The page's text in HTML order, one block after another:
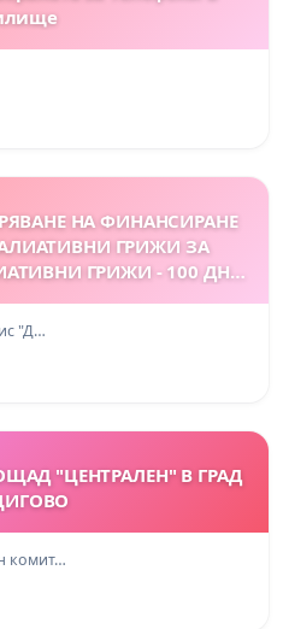
НА ФИНАНСИРАНЕ
ГРИЖИ ЗА
ГРИЖИ - 100 ДНИ
"Д…
"ЦЕНТРАЛЕН" В ГРАД
комит…